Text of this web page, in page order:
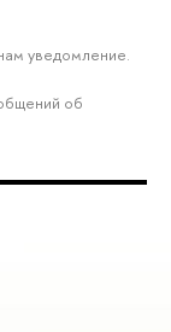
уведомление.
об